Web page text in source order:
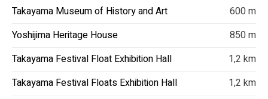
Takayama Museum of History and Art
600 m
Yoshijima Heritage House
850 m
Takayama Festival Float Exhibition Hall
1,2 km
Takayama Festival Floats Exhibition Hall
1,2 km